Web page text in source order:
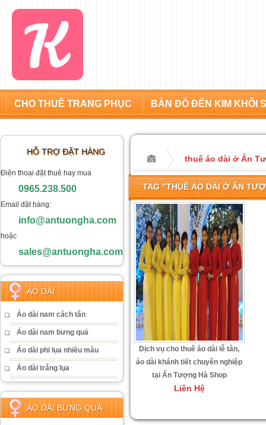
CHO THUÊ TRANG PHỤC BẢN ĐỒ ĐẾN KIM KHÔI
HỖ TRỢ ĐẶT HÀNG
Điện thoại đặt thuê hay mua
0965.238.500
Email đặt hàng:
info@antuongha.com
hoặc
sales@antuongha.com
ÁO DÀI
Áo dài nam cách tân
Áo dài nam bưng quả
Áo dài phi lụa nhiều màu
Áo dài trắng lụa
ÁO DÀI BƯNG QUẢ
thuê áo dài ở Ấn
TAG "THUÊ ÁO DÀI Ở ẤN
Dịch vụ cho thuê áo dài lễ tân,
áo dài khánh tiết chuyên nghiệp
tại Ấn Tượng Hà Shop
Liên Hệ